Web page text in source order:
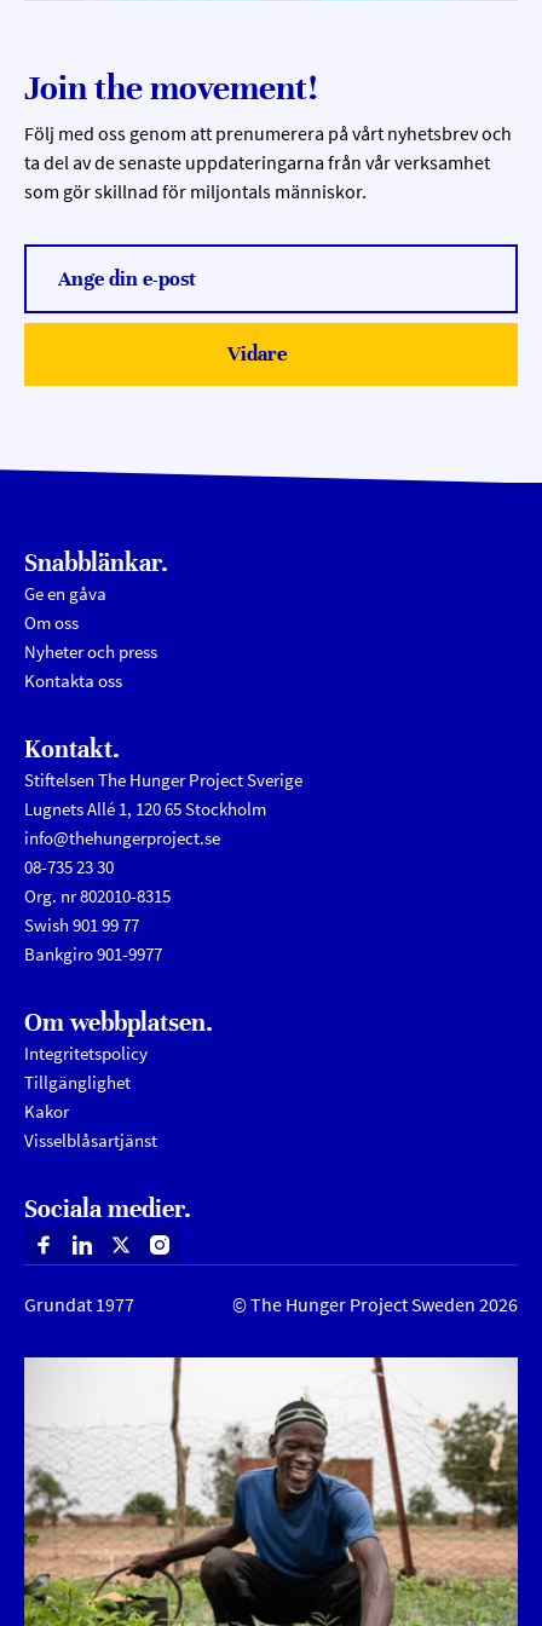
Join the movement!
Följ med oss genom att prenumerera på vårt nyhetsbrev och
ta del av de senaste uppdateringarna från vår verksamhet
som gör skillnad för miljontals människor.
Submit
Vidare
Snabblänkar.
Ge en gåva
Om oss
Nyheter och press
Kontakta oss
Kontakt.
Stiftelsen The Hunger Project Sverige
Lugnets Allé 1, 120 65 Stockholm
info@thehungerproject.se
08-735 23 30
Org. nr 802010-8315
Swish 901 99 77
Bankgiro 901-9977
Om webbplatsen.
Integritetspolicy
Tillgänglighet
Kakor
Visselblåsartjänst
Sociala medier.
Facebook
Linkedin
X Instagram
Grundat 1977 © The Hunger Project Sweden 2026